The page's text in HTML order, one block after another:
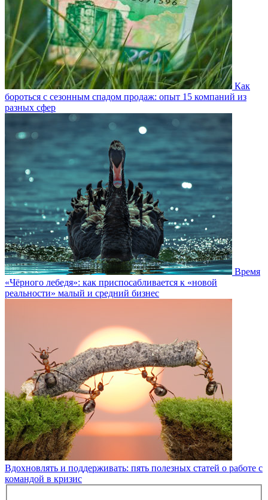
Как
бороться с сезонным спадом продаж: опыт 15 компаний из
разных сфер
Время
«Чёрного лебедя»: как приспосабливается к «новой
реальности» малый и средний бизнес
Вдохновлять и поддерживать: пять полезных статей о работе с
командой в кризис